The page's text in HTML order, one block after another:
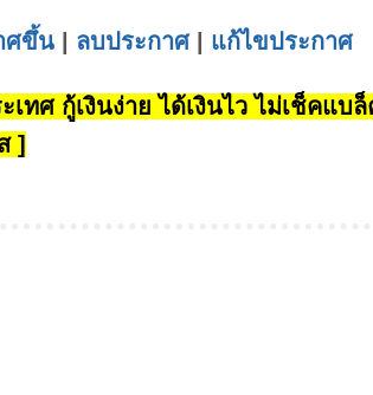
ศขึ้น ลบประกาศ| แก้ไขประกาศ
ทศ กู้เงินง่าย ได้เงินไว ไม่เช็คแบล็
]